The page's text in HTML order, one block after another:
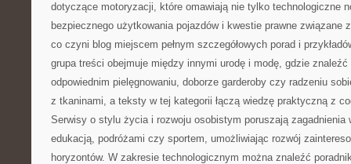
dotyczące motoryzacji, które omawiają nie tylko technologiczne
bezpiecznego użytkowania pojazdów i kwestie prawne związane
co czyni blog miejscem pełnym szczegółowych porad i
grupa treści obejmuje między innymi urodę i modę, gdzie znaleźć
odpowiednim pielęgnowaniu, doborze garderoby czy radzeniu
z tkaninami, a teksty w tej kategorii łączą wiedzę praktyczną z
Serwisy o stylu życia i rozwoju osobistym poruszają zagadnienia
edukacją, podróżami czy sportem, umożliwiając rozwój
horyzontów. W zakresie technologicznym można znaleźć